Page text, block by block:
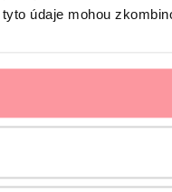
údaje mohou